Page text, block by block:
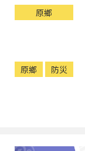
原鄉
原鄉 防災